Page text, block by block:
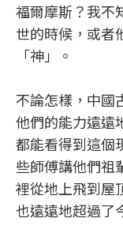
福爾摩斯？我不
世的時候，或者
「神」。
不論怎樣，中國
他們的能力遠遠
都能看得到這個
些師傅講他們祖
裡從地上飛到屋
也遠遠地超過了